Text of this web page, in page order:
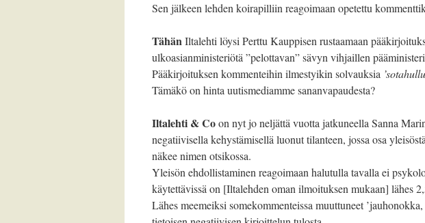
Sen jälkeen lehden koirapilliin reagoimaan opetettu
TähänIltalehti löysi Perttu Kauppisen rustaamaan
ulkoasianministeriötä ”pelottavan” sävyn vihjaillen
Pääkirjoituksen kommenteihin ilmestyikin solvauksia
Tämäkö on hinta uutismediamme sananvapaudesta?
Iltalehti & Coon nyt jo neljättä vuotta jatkuneella Sanna
negatiivisella kehystämisellä luonut tilanteen, jossa osa
näkee nimen otsikossa.
Yleisön ehdollistaminen reagoimaan halutulla tavalla ei
käytettävissä on [Iltalehden oman ilmoituksen mukaan] lähes
Lähes meemeiksi somekommenteissa muuttuneet